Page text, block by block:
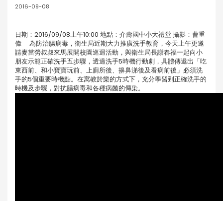
2016-09-08
日期：2016/09/08上午10:00 地點：介壽國中小大禮堂 攝影：曹重
偉 為防治腸病毒，衛生局近期大力推廣洗手教育，今天上午更邀
請麥當勞叔叔來馬展開校園巡迴活動，與衛生局長謝春福一起向小
朋友示範正確洗手五步驟，透過洗手5時機行動劇，具體傳遞出「吃
東西前、和小寶寶玩前、上廁所後、擤鼻涕後及看病前後」必須洗
手的5個重要時機點。在寓教於樂的方式下，充分學習到正確洗手的
時機及步驟，對抗腸病毒和各種病菌的傳染。